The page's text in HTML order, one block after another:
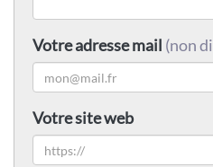
Votre adresse mail (non
Votre site web